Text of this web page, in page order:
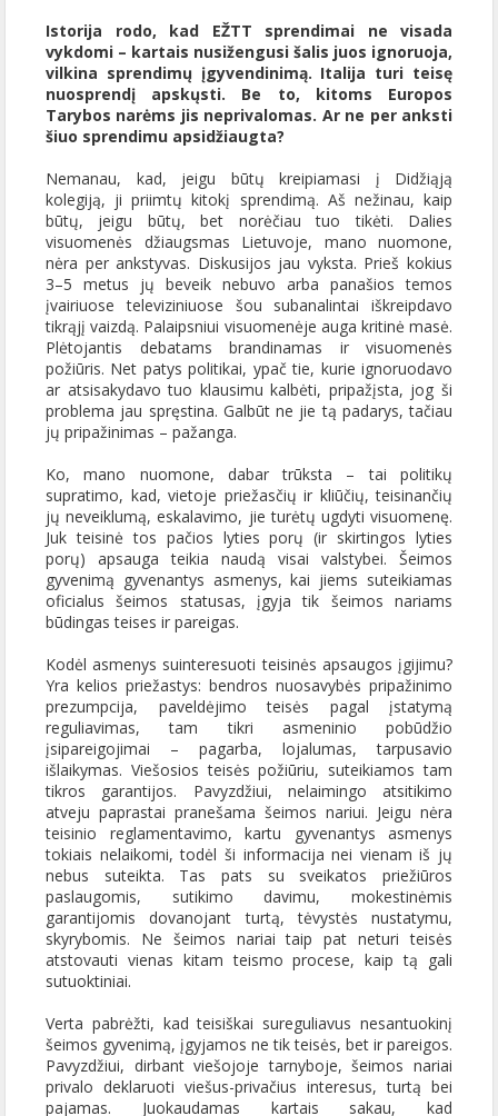
Istorija rodo, kad EŽTT sprendimai ne visada
vykdomi – kartais nusižengusi šalis juos ignoruoja,
vilkina sprendimų įgyvendinimą. Italija turi teisę
nuosprendį apskųsti. Be to, kitoms Europos
Tarybos narėms jis neprivalomas. Ar ne per anksti
šiuo sprendimu apsidžiaugta?
Nemanau, kad, jeigu būtų kreipiamasi į Didžiąją
kolegiją, ji priimtų kitokį sprendimą. Aš nežinau, kaip
būtų, jeigu būtų, bet norėčiau tuo tikėti. Dalies
visuomenės džiaugsmas Lietuvoje, mano nuomone,
nėra per ankstyvas. Diskusijos jau vyksta. Prieš kokius
3–5 metus jų beveik nebuvo arba panašios temos
įvairiuose televiziniuose šou subanalintai iškreipdavo
tikrąjį vaizdą. Palaipsniui visuomenėje auga kritinė masė.
Plėtojantis debatams brandinamas ir visuomenės
požiūris. Net patys politikai, ypač tie, kurie ignoruodavo
ar atsisakydavo tuo klausimu kalbėti, pripažįsta, jog ši
problema jau spręstina. Galbūt ne jie tą padarys, tačiau
jų pripažinimas – pažanga.
Ko, mano nuomone, dabar trūksta – tai politikų
supratimo, kad, vietoje priežasčių ir kliūčių, teisinančių
jų neveiklumą, eskalavimo, jie turėtų ugdyti visuomenę.
Juk teisinė tos pačios lyties porų (ir skirtingos lyties
porų) apsauga teikia naudą visai valstybei. Šeimos
gyvenimą gyvenantys asmenys, kai jiems suteikiamas
oficialus šeimos statusas, įgyja tik šeimos nariams
būdingas teises ir pareigas.
Kodėl asmenys suinteresuoti teisinės apsaugos įgijimu?
Yra kelios priežastys: bendros nuosavybės pripažinimo
prezumpcija, paveldėjimo teisės pagal įstatymą
reguliavimas, tam tikri asmeninio pobūdžio
įsipareigojimai – pagarba, lojalumas, tarpusavio
išlaikymas. Viešosios teisės požiūriu, suteikiamos tam
tikros garantijos. Pavyzdžiui, nelaimingo atsitikimo
atveju paprastai pranešama šeimos nariui. Jeigu nėra
teisinio reglamentavimo, kartu gyvenantys asmenys
tokiais nelaikomi, todėl ši informacija nei vienam iš jų
nebus suteikta. Tas pats su sveikatos priežiūros
paslaugomis, sutikimo davimu, mokestinėmis
garantijomis dovanojant turtą, tėvystės nustatymu,
skyrybomis. Ne šeimos nariai taip pat neturi teisės
atstovauti vienas kitam teismo procese, kaip tą gali
sutuoktiniai.
Verta pabrėžti, kad teisiškai sureguliavus nesantuokinį
šeimos gyvenimą, įgyjamos ne tik teisės, bet ir pareigos.
Pavyzdžiui, dirbant viešojoje tarnyboje, šeimos nariai
privalo deklaruoti viešus-privačius interesus, turtą bei
pajamas. Juokaudamas kartais sakau, kad